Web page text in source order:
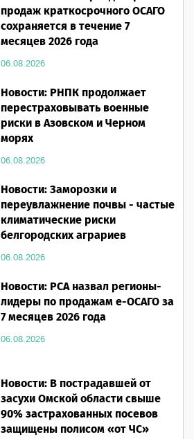
продаж краткосрочного ОСАГО
сохраняется в течение 7
месяцев 2026 года
06.08.2026
Новости: РНПК продолжает
перестраховывать военные
риски в Азовском и Черном
морях
06.08.2026
Новости: Заморозки и
переувлажнение почвы - частые
климатические риски
белгородских аграриев
06.08.2026
Новости: РСА назвал регионы-
лидеры по продажам е-ОСАГО за
7 месяцев 2026 года
06.08.2026
Новости: В пострадавшей от
засухи Омской области свыше
90% застрахованных посевов
защищены полисом «от ЧС»